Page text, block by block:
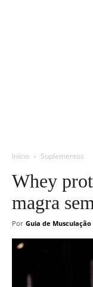
Início Suplementos
Whey
magra
Por Guia de Musculação